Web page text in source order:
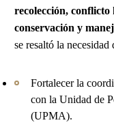
recolección, conflicto
conservación y
se resaltó la necesidad
Fortalecer la
con la Unidad de
(UPMA).